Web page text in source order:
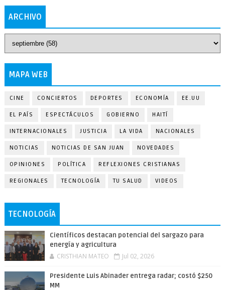
ARCHIVO
MAPA WEB
CINE CONCIERTOS DEPORTES ECONOMÍA EE.UU
EL PAÍS ESPECTÁCULOS GOBIERNO HAITÍ
INTERNACIONALES JUSTICIA LA VIDA NACIONALES
NOTICIAS NOTICIAS DE SAN JUAN NOVEDADES
OPINIONES POLÍTICA REFLEXIONES CRISTIANAS
REGIONALES TECNOLOGÍA TU SALUD VIDEOS
TECNOLOGÍA
Científicos destacan potencial del sargazo para
energía y agricultura
CRISTHIAN MATEO Jul 02, 2026
Presidente Luis Abinader entrega radar; costó $250
MM